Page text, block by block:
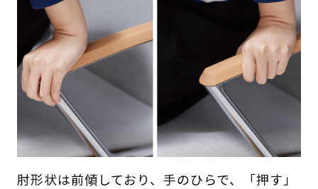
肘形状は前傾しており、手のひらで、「押す」